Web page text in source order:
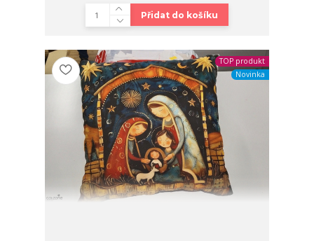
Přidat do košíku
TOP produkt
Novinka